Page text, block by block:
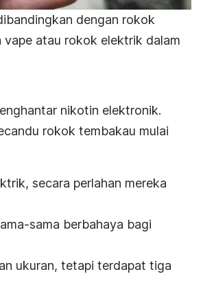
dengan rokok
vape atau rokok elektrik dalam
nikotin elektronik.
rokok tembakau mulai
secara perlahan mereka
sama berbahaya bagi
ukuran, tetapi terdapat tiga